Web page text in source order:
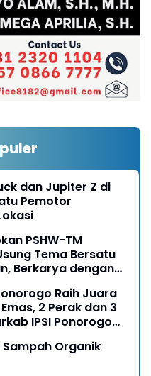
dan Jupiter Z di
Pemotor
PSHW-TM
Tema Bersatu
Berkarya dengan
Raih Juara
2 Perak dan 3
IPSI Ponorogo
Organik